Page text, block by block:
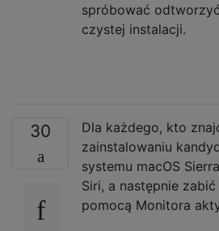
spróbować
czystej instalacji.
30
Dla każdego, kto
zainstalowaniu
systemu macOS
Siri, a następnie
pomocą Monitora